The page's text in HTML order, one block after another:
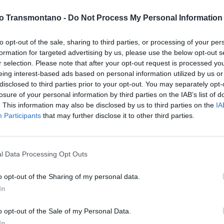
Transmontano - Do Not Process My Personal Information
opt-out of the sale, sharing to third parties, or processing of your
for targeted advertising by us, please use the below opt-out
selection. Please note that after your opt-out request is processed
interest-based ads based on personal information utilized by us
to third parties prior to your opt-out. You may separately
of your personal information by third parties on the IAB’s list of
This information may also be disclosed by us to third parties on the
Participants that may further disclose it to other third parties.
Data Processing Opt Outs
opt-out of the Sharing of my personal data.
opt-out of the Sale of my Personal Data.
e GD Bragança
por 1-0. O único golo do encontro foi apontado por Alex
Santo Tirso, que contou com a estreia de Emanuel
as aspirações dos alvinegros, que agora somam 22
a equipa vila-realense mantém-se fora da zona de
abaixo da linha de água.
perder por 2-1 na deslocação ao reduto do Dumiense,
Todos os golos do encontro foram apontados ainda
para o Dumiense aos 34 minutos, mas a resposta
com Nuno Silvano a restabelecer a igualdade aos 45’+1.
empate ao intervalo, Leandro Gomes, aos 45’+4, voltou a
final. Apesar da derrota, o GD Bragança mantém-